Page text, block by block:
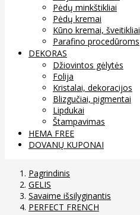
Pėdų minkštikliai
Pėdų kremai
Kūno kremai, šveitikliai
Parafino procedūroms
DEKORAS
Džiovintos gėlytės
Folija
Kristalai, dekoracijos
Blizgučiai, pigmentai
Lipdukai
Štampavimas
HEMA FREE
DOVANŲ KUPONAI
Pagrindinis
GELIS
Savaime išsilyginantis
PERFECT FRENCH